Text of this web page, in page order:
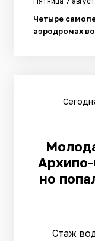
Четыре
аэродромах
но
Стаж